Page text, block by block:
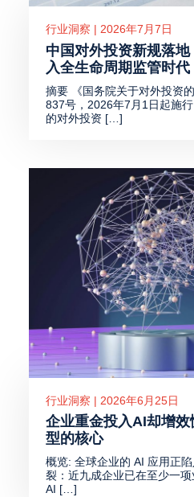
行业洞察 | 2026年7月7日
中国对外投资新规落
入全生命周期监管时代
摘要 《国务院关于对外投资
837号，2026年7月1日起施
的对外投资 […]
行业洞察 | 2026年6月25日
企业重金投入AI却增
型的核心
概览: 全球企业的 AI 应用正陷
裂：近九成企业已在至少一
AI […]